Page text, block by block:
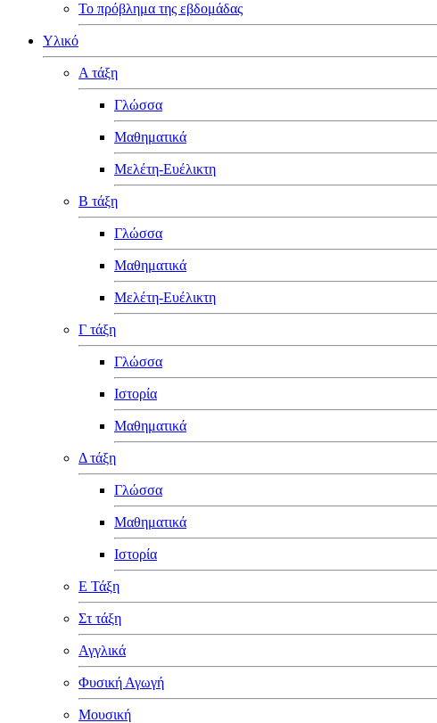
Το πρόβλημα της εβδομάδας
Υλικό
Α τάξη
Γλώσσα
Μαθηματικά
Μελέτη-Ευέλικτη
Β τάξη
Γλώσσα
Μαθηματικά
Μελέτη-Ευέλικτη
Γ τάξη
Γλώσσα
Ιστορία
Μαθηματικά
Δ τάξη
Γλώσσα
Μαθηματικά
Ιστορία
Ε Τάξη
Στ τάξη
Αγγλικά
Φυσική Αγωγή
Μουσική